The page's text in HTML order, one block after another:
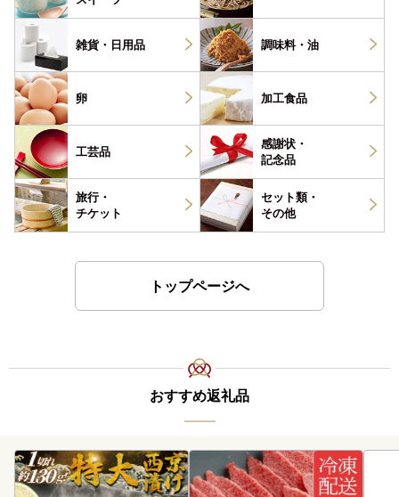
雑貨・ 日用品 調味料・ 油
卵 加工食品
工芸品
感謝状・
記念品
旅行・
チケット
セット類・
その他
トップページへ
おすすめ返礼品